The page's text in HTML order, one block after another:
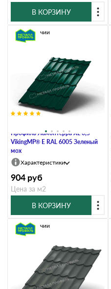
В КОРЗИНУ
Профиль Ламонтерра XL 0,5
VikingMP® E RAL 6005 Зеленый
мох
В наличии
Характеристики
904 руб
Цена за м2
В КОРЗИНУ
В наличии